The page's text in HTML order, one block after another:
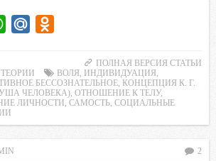
W
t
s
A
p
l
.
o
k
ПОЛНАЯ ВЕРСИЯ СТАТЬИ
ВОЛЯ ИНДИВИДУАЦИЯ
БЕССОЗНАТЕЛЬНОЕ
КОНЦЕПЦИЯ К. Г.
ЧЕЛОВЕКА) ОТНОШЕНИЕ К ТЕЛУ,
ЛИЧНОСТИ САМОСТЬ СОЦИАЛЬНЫЕ
2